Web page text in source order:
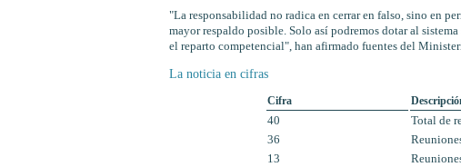
"La responsabilidad no radica en cerrar en falso, sino en
mayor respaldo posible. Solo así podremos dotar al
el reparto competencial", han afirmado fuentes del
La noticia en cifras
Cifra
40
Total de
36
13